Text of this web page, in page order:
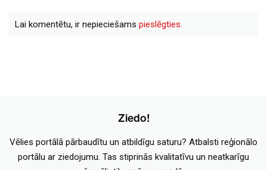
Lai komentētu, ir nepieciešams pieslēgties.
Ziedo!
Vēlies portālā pārbaudītu un atbildīgu saturu? Atbalsti reģionālo
portālu ar ziedojumu. Tas stiprinās kvalitatīvu un neatkarīgu